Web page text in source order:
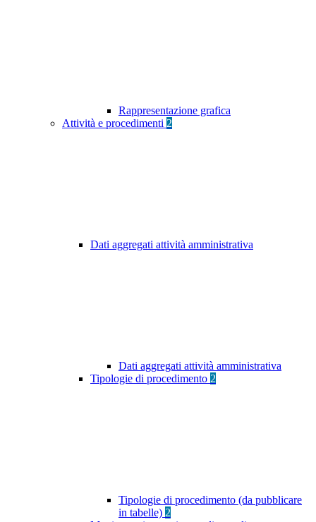
Rappresentazione grafica
Attività e procedimenti 2
Dati aggregati attività amministrativa
Dati aggregati attività amministrativa
Tipologie di procedimento 2
Tipologie di procedimento (da pubblicare
in tabelle) 2